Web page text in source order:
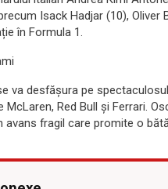
Isack Hadjar (10), Oliver
în Formula 1.
va desfășura pe
Red Bull și Ferrari.
avans fragil care promite o